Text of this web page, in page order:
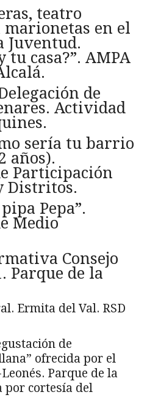
teatro
marionetas en el
Juventud.
tu casa?”. AMPA
de
Actividad
sería tu barrio
años).
Participación
Distritos.
Pepa”.
Medio
Consejo
Parque de la
Ermita del Val. RSD
de
ofrecida por el
Parque de la
por cortesía del